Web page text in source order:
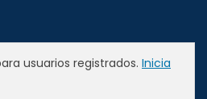
usuarios registrados. Inicia